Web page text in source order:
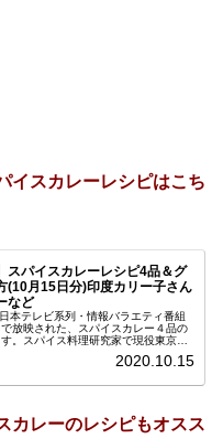
イスカレーレシピはこち
スパイスカレーレシピ4品＆グ
(10月15日分)印度カリー子さん
など
本テレビ系列・情報バラエティ番組
で放映された、スパイスカレー４品の
。スパイス料理研究家で現役東京大
2020.10.15
カレーのレシピもオスス